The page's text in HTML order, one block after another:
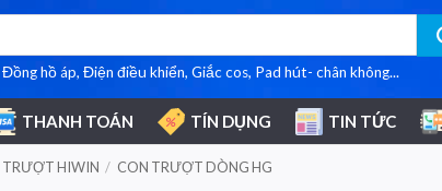
hồ áp, Điện điều khiển, Giắc cos, Pad hút- chân không...
THANH TOÁN TÍN DỤNG TIN TỨC
TRƯỢT HIWIN / CON TRƯỢT DÒNG HG